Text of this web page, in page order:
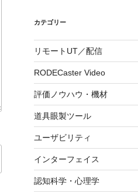
カテゴリー
リモートUT／配信
RODECaster Video
評価ノウハウ・機材
道具眼製ツール
ユーザビリティ
インターフェイス
認知科学・心理学